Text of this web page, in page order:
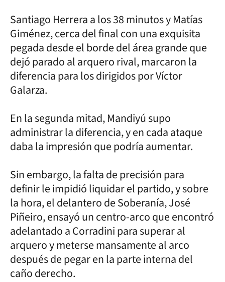
Santiago Herrera a los 38 minutos y Matías
Giménez, cerca del final con una exquisita
pegada desde el borde del área grande que
dejó parado al arquero rival, marcaron la
diferencia para los dirigidos por Víctor
Galarza.
En la segunda mitad, Mandiyú supo
administrar la diferencia, y en cada ataque
daba la impresión que podría aumentar.
Sin embargo, la falta de precisión para
definir le impidió liquidar el partido, y sobre
la hora, el delantero de Soberanía, José
Piñeiro, ensayó un centro-arco que encontró
adelantado a Corradini para superar al
arquero y meterse mansamente al arco
después de pegar en la parte interna del
caño derecho.